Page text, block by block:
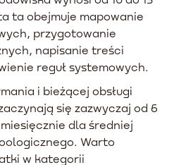
ta obejmuje mapowanie
przygotowanie
napisanie treści
reguł systemowych.
i bieżącej obsługi
się zazwyczaj od 6
dla średniej
Warto
w kategorii